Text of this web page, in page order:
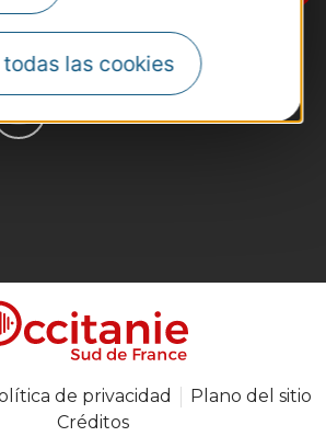
las cookies
de privacidad
Plano del sitio
Créditos